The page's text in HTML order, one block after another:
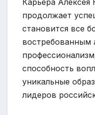
Карьера Алексея
продолжает
становится все
востребованным
способность
уникальные
лидеров